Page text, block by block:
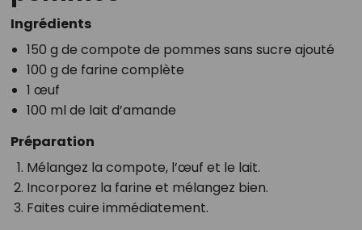
Ingrédients
150 g de compote de pommes sans sucre ajouté
100 g de farine complète
1 œuf
100 ml de lait d’amande
Préparation
Mélangez la compote, l’œuf et le lait.
Incorporez la farine et mélangez bien.
Faites cuire immédiatement.